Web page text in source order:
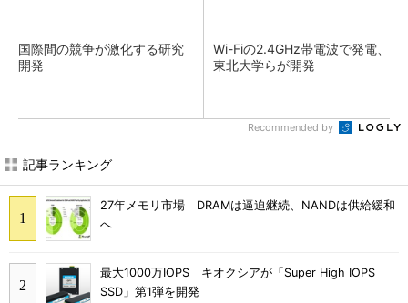
国際間の競争が激化する研究
開発
Wi-Fiの2.4GHz帯電波で発電、
東北大学らが開発
Recommended by
記事ランキング
27年メモリ市場 DRAMは逼迫継続、NANDは供給緩和
へ
最大1000万IOPS キオクシアが「Super High IOPS
SSD」第1弾を開発